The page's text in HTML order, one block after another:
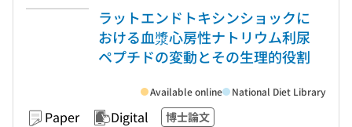
ラットエンドトキシンショックに
おける血漿心房性ナトリウム利尿
ペプチドの変動とその生理的役割
Paper Digital
博士論文
Available online National Diet Library